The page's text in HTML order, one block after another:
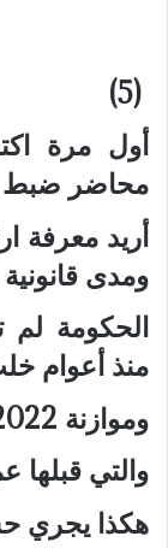
(5)
أول مرة
محاضر
أريد معرفة
ومدى
الحكومة لم
منذ أعوام
وموازنة 2022 لم تصل إلينا
والتي قبلها
هكذا يجري حساب 6 ×7 ..